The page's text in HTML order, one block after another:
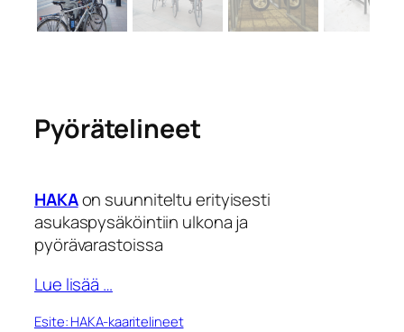
Pyörätelineet
HAKAon suunniteltu erityisesti
asukaspysäköintiin ulkona ja
pyörävarastoissa
Lue lisää …
Esite: HAKA-kaaritelineet